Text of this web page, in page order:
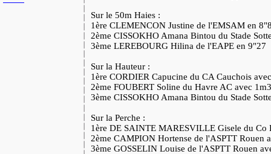
Sur le 50m Haies :
1ère CLEMENCON Justine de l'EMSAM en
2ème CISSOKHO Amana Bintou du Stade
3ème LEREBOURG Hilina de l'EAPE en 9"27
Sur la Hauteur :
1ère CORDIER Capucine du CA Cauchois
2ème FOUBERT Soline du Havre AC avec
3ème CISSOKHO Amana Bintou du Stade
Sur la Perche :
1ère DE SAINTE MARESVILLE Gisele du Co
2ème CAMPION Hortense de l'ASPTT Rouen
3ème GOSSELIN Louise de l'ASPTT Rouen